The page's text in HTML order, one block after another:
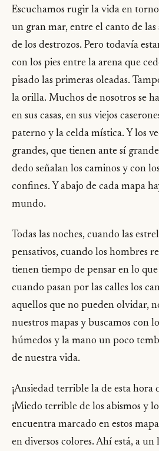
Escuchamos rugir la vida en
un gran mar, entre el canto de las
de los destrozos. Pero todavía
con los pies entre la arena que
pisado las primeras oleadas.
la orilla. Muchos de nosotros se
en sus casas, en sus viejos
paterno y la celda mística. Y los
grandes, que tienen ante sí
dedo señalan los caminos y con
confines. Y abajo de cada mapa
mundo.
Todas las noches, cuando las
pensativos, cuando los hombres
tienen tiempo de pensar en lo
cuando pasan por las calles los
aquellos que no pueden olvidar,
nuestros mapas y buscamos con
húmedos y la mano un poco
de nuestra vida.
¡Ansiedad terrible la de esta hora
¡Miedo terrible de los abismos y
encuentra marcado en estos
en diversos colores. Ahí está, a un